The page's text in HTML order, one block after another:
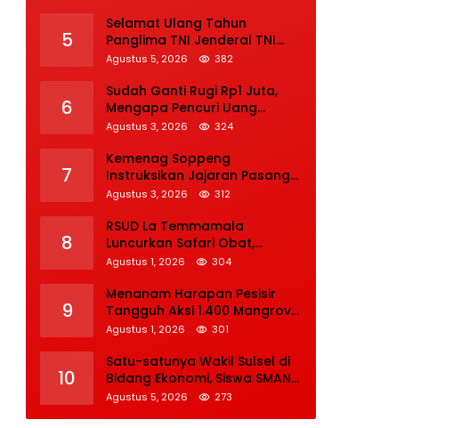
Terus Berjalan
5
Selamat Ulang Tahun
Panglima TNI Jenderal TNI
Agus Subiyanto
Agustus 5, 2026 382
6
Sudah Ganti Rugi Rp1 Juta,
Mengapa Pencuri Uang
Rp5.000 Tetap Dipenjara? Ini
Agustus 3, 2026 324
7
Kemenag Soppeng
Instruksikan Jajaran Pasang
Bendera Merah Putih Sambut
Agustus 3, 2026 312
8
RSUD La Temmamala
Luncurkan Safari Obat,
Permudah Pasien Pantau
Real Time
Agustus 1, 2026 304
9
Menanam Harapan Pesisir
Tangguh Aksi 1.400 Mangrove
Sambut HUT ke-14 IWO
Agustus 1, 2026 301
10
Satu-satunya Wakil Sulsel di
Bidang Ekonomi, Siswa SMAN 1
Soppeng Lolos Semifinal OSN
Agustus 5, 2026 273